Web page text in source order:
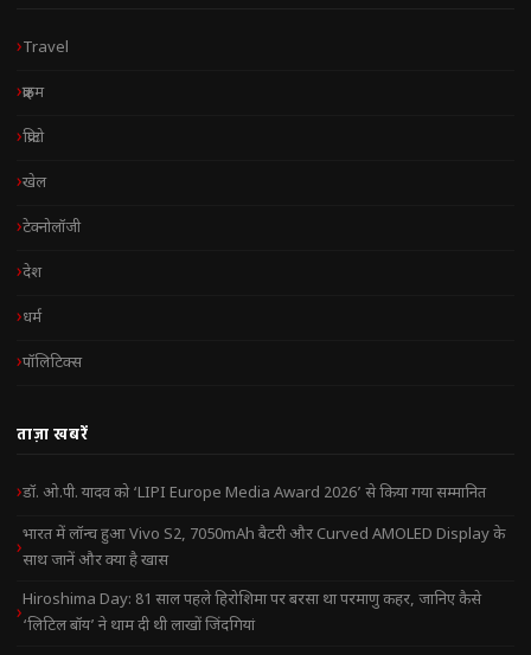
Travel
क्राइम
क्रिप्टो
खेल
टेक्नोलॉजी
देश
धर्म
पॉलिटिक्स
ताज़ा खबरें
डॉ. ओ.पी. यादव को ‘LIPI Europe Media Award 2026’ से किया गया सम्मानित
भारत में लॉन्च हुआ Vivo S2, 7050mAh बैटरी और Curved AMOLED Display के
साथ जानें और क्या है खास
Hiroshima Day: 81 साल पहले हिरोशिमा पर बरसा था परमाणु कहर, जानिए कैसे
‘लिटिल बॉय’ ने थाम दी थी लाखों जिंदगियां